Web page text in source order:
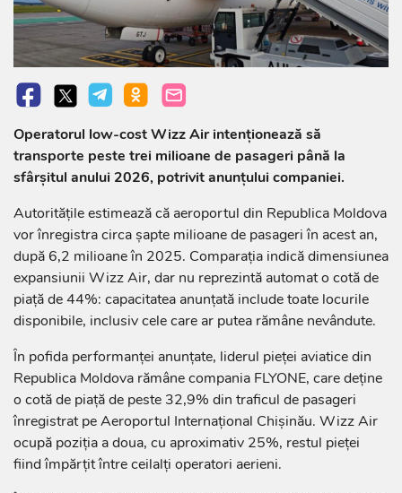
Operatorul low-cost Wizz Air intenționează să
transporte peste trei milioane de pasageri până la
sfârșitul anului 2026, potrivit anunțului companiei.
Autoritățile estimează că aeroportul din Republica Moldova
vor înregistra circa șapte milioane de pasageri în acest an,
după 6,2 milioane în 2025. Comparația indică dimensiunea
expansiunii Wizz Air, dar nu reprezintă automat o cotă de
piață de 44%: capacitatea anunțată include toate locurile
disponibile, inclusiv cele care ar putea rămâne nevândute.
În pofida performanței anunțate, liderul pieței aviatice din
Republica Moldova rămâne compania FLYONE, care deține
o cotă de piață de peste 32,9% din traficul de pasageri
înregistrat pe Aeroportul Internațional Chișinău. Wizz Air
ocupă poziția a doua, cu aproximativ 25%, restul pieței
fiind împărțit între ceilalți operatori aerieni.